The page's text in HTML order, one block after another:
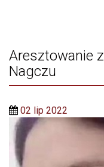
Aresztowanie
Nagczu
02 lip 2022